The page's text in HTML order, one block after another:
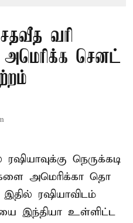
வரி
அமெரிக்க செனட்
நெருக்கடி
அமெரிக்கா தொ
இதில் ரஷியாவிடம்
இந்தியா உள்ளிட்ட